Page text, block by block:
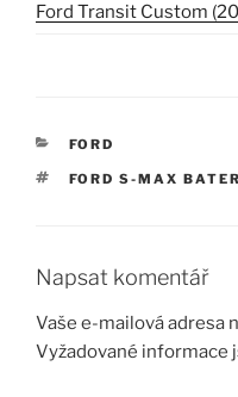
Ford Transit Custom
RUBRIKY
FORD
ŠTÍTKY
FORD S-MAX
Napsat komentář
Vaše e-mailová adresa
Vyžadované informace